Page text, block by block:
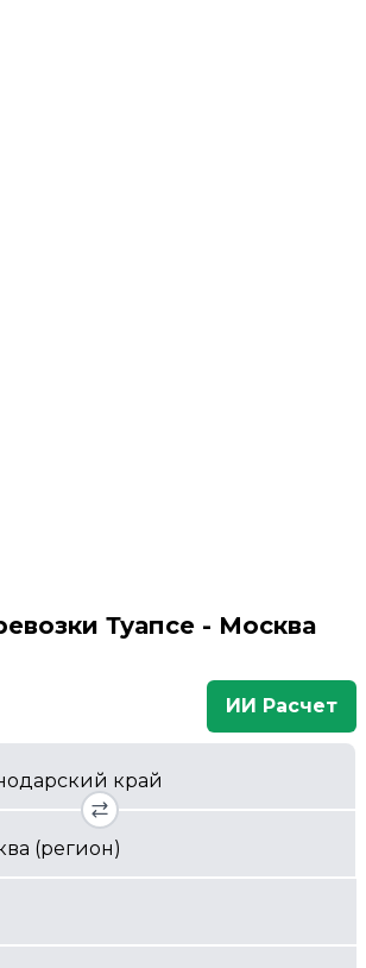
Туапсе - Москва
ИИ Расчет